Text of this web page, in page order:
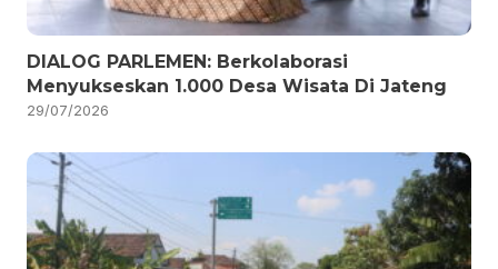
DIALOG PARLEMEN: Berkolaborasi
Menyukseskan 1.000 Desa Wisata Di Jateng
29/07/2026